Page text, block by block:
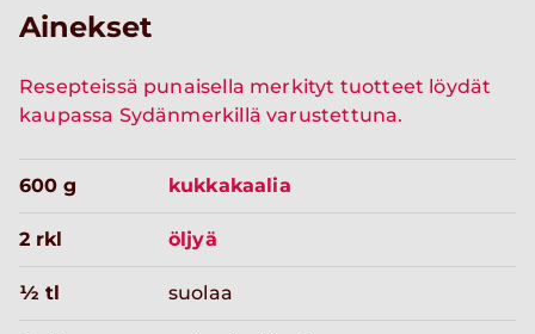
Ainekset
Resepteissä punaisella merkityt tuotteet löydät
kaupassa Sydänmerkillä varustettuna.
600 g kukkakaalia
2 rkl öljyä
½ tl suolaa